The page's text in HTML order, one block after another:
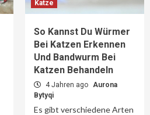
Katze
So Kannst Du Würmer
Bei Katzen Erkennen
Und Bandwurm Bei
Katzen Behandeln
4 Jahren ago Aurona
Bytyqi
Es gibt verschiedene Arten